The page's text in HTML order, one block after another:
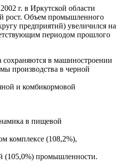
г. в Иркутской области
рост. Объем промышленного
предприятий) увеличился на
периодом прошлого
в машиностроении
производства в черной
и комбикормовой
в пищевой
комплексе (108,2%),
(105,0%) промышленности.